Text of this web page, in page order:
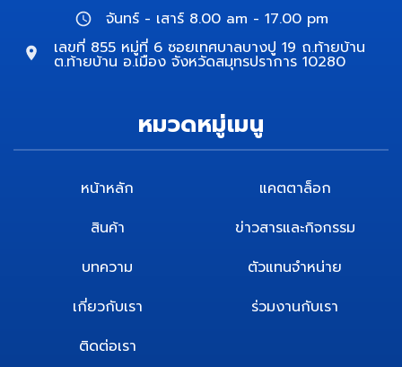
จันทร์ - เสาร์ 8.00 am - 17.00 pm
เลขที่ 855 หมู่ที่ 6 ซอยเทศบาลบางปู 19 ถ.ท้ายบ้าน
ต.ท้ายบ้าน อ.เมือง จังหวัดสมุทรปราการ 10280
หมวดหมู่เมนู
หน้าหลัก
แคตตาล็อก
สินค้า
ข่าวสารและกิจกรรม
บทความ
ตัวแทนจำหน่าย
เกี่ยวกับเรา
ร่วมงานกับเรา
ติดต่อเรา